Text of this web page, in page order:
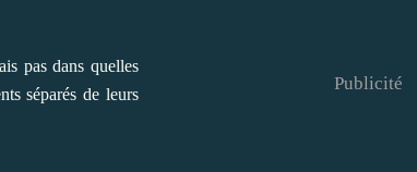
pas dans quelles
séparés de leurs
Publicité